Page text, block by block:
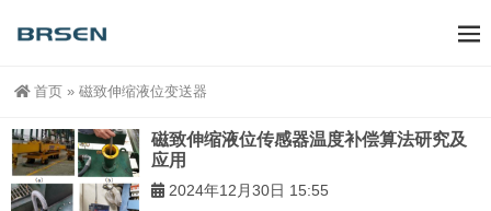
首页 » 磁致伸缩液位变送器
磁致伸缩液位传感器温度补偿算法研究及
应用
2024年12月30日 15:55